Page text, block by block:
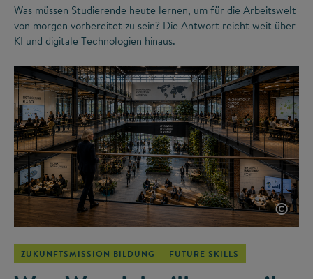
Was müssen Studierende heute lernen, um für die Arbeitswelt
von morgen vorbereitet zu sein? Die Antwort reicht weit über
KI und digitale Technologien hinaus.
©
ZUKUNFTSMISSION BILDUNG FUTURE SKILLS